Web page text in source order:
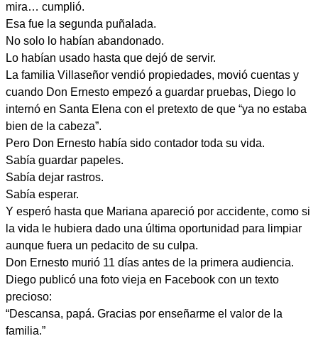
mira… cumplió.
Esa fue la segunda puñalada.
No solo lo habían abandonado.
Lo habían usado hasta que dejó de servir.
La familia Villaseñor vendió propiedades, movió cuentas y
cuando Don Ernesto empezó a guardar pruebas, Diego lo
internó en Santa Elena con el pretexto de que “ya no estaba
bien de la cabeza”.
Pero Don Ernesto había sido contador toda su vida.
Sabía guardar papeles.
Sabía dejar rastros.
Sabía esperar.
Y esperó hasta que Mariana apareció por accidente, como si
la vida le hubiera dado una última oportunidad para limpiar
aunque fuera un pedacito de su culpa.
Don Ernesto murió 11 días antes de la primera audiencia.
Diego publicó una foto vieja en Facebook con un texto
precioso:
“Descansa, papá. Gracias por enseñarme el valor de la
familia.”